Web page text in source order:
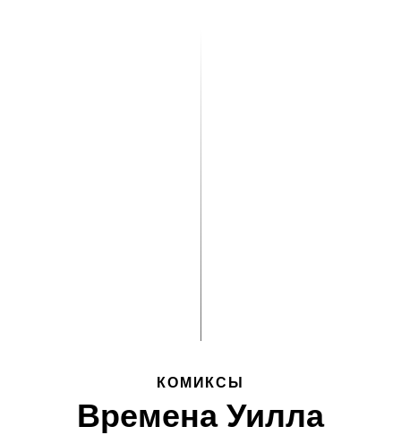
КОМИКСЫ
Времена Уилла